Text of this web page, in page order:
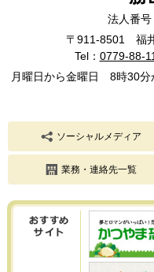
法人番
〒911-8501 福
Tel： 0779-88-
月曜日から金曜日 8時30分
ソーシャルメディア
業務・連絡先一覧